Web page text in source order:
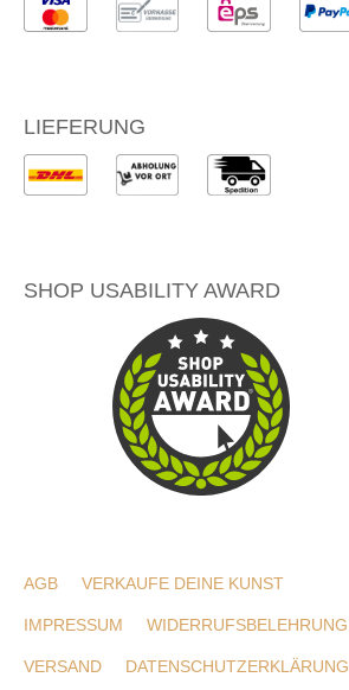
LIEFERUNG
SHOP USABILITY AWARD
AGB VERKAUFE DEINE KUNST
IMPRESSUM WIDERRUFSBELEHRUNG
VERSAND DATENSCHUTZERKLÄRUNG